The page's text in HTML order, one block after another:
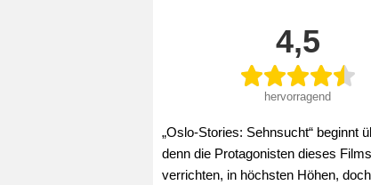
4,5
hervorragend
„Oslo-Stories: Sehnsucht“ beginnt
denn die Protagonisten dieses
verrichten, in höchsten Höhen,